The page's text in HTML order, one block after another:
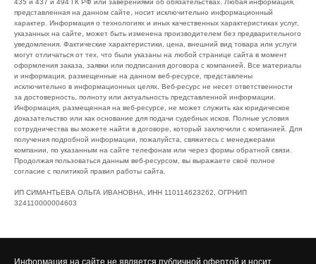
представленная на данном сайте, носит исключительно информационный
характер. Информация о технологиях и иных качественных характеристиках услуг,
указанных на сайте, может быть изменена производителем без предварительного
уведомления. Фактические характеристики, цена, внешний вид товара или услуги
могут отличаться от тех, что были указаны на любой странице сайта в момент
оформления заказа, заявки или подписания договора с компанией. Все материалы
и информация, размещенные на данном веб-ресурсе, представлены
исключительно в информационных целях. Веб-ресурс не несет ответственности
за достоверность, полноту или актуальность представленной информации.
Информация, размещенная на веб-ресурсе, не может служить как юридическое
доказательство или как основание для подачи судебных исков. Полные условия
сотрудничества вы можете найти в договоре, который заключили с компанией. Для
получения подробной информации, пожалуйста, свяжитесь с менеджерами
компании, по указанным на сайте телефонам или через формы обратной связи.
Продолжая пользоваться данным веб-ресурсом, вы выражаете своё полное
согласие с политикой правил работы сайта.
ИП СИМАНТЬЕВА ОЛЬГА ИВАНОВНА, ИНН 110114623262, ОГРНИП
324110000004603
Информация на сайте не является публичной офертой и носит